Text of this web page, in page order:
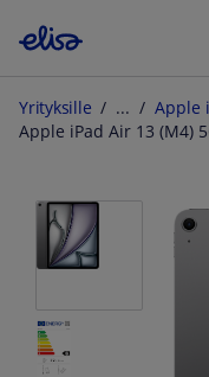
Yrityksille
Apple
Apple iPad Air 13 (M4)